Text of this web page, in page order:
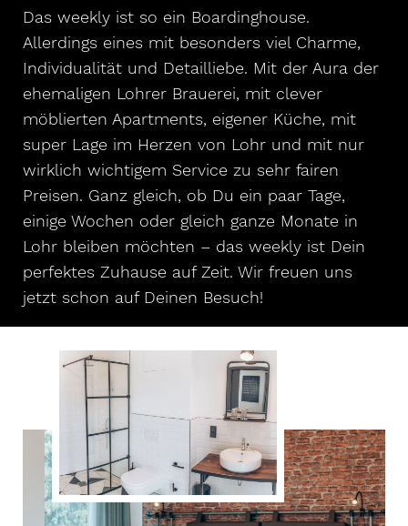
Das weekly ist so ein Boardinghouse.
Allerdings eines mit besonders viel Charme,
Individualität und Detailliebe. Mit der Aura der
ehemaligen Lohrer Brauerei, mit clever
möblierten Apartments, eigener Küche, mit
super Lage im Herzen von Lohr und mit nur
wirklich wichtigem Service zu sehr fairen
Preisen. Ganz gleich, ob Du ein paar Tage,
einige Wochen oder gleich ganze Monate in
Lohr bleiben möchten – das weekly ist Dein
perfektes Zuhause auf Zeit. Wir freuen uns
jetzt schon auf Deinen Besuch!